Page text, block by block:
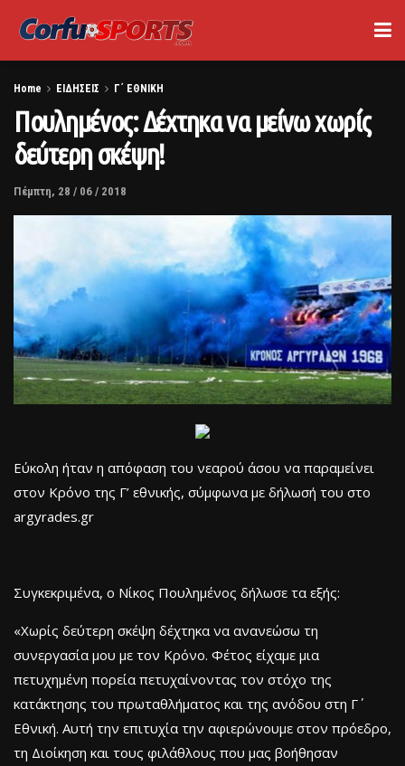
Home ΕΙΔΗΣΕΙΣ Γ΄ ΕΘΝΙΚΗ
Πουλημένος: Δέχτηκα να μείνω χωρίς
δεύτερη σκέψη!
Πέμπτη, 28 / 06 / 2018
Εύκολη ήταν η απόφαση του νεαρού άσου να παραμείνει
στον Κρόνο της Γ’ εθνικής, σύμφωνα με δήλωσή του στο
argyrades.gr
Συγκεκριμένα, ο Νίκος Πουλημένος δήλωσε τα εξής:
«Χωρίς δεύτερη σκέψη δέχτηκα να ανανεώσω τη
συνεργασία μου με τον Κρόνο. Φέτος είχαμε μια
πετυχημένη πορεία πετυχαίνοντας τον στόχο της
κατάκτησης του πρωταθλήματος και της ανόδου στη Γ΄
Εθνική. Αυτή την επιτυχία την αφιερώνουμε στον πρόεδρο,
τη Διοίκηση και τους φιλάθλους που μας βοήθησαν